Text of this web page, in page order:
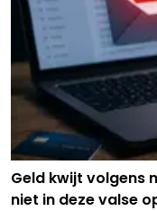
Geld kwijt volgens
niet in deze valse